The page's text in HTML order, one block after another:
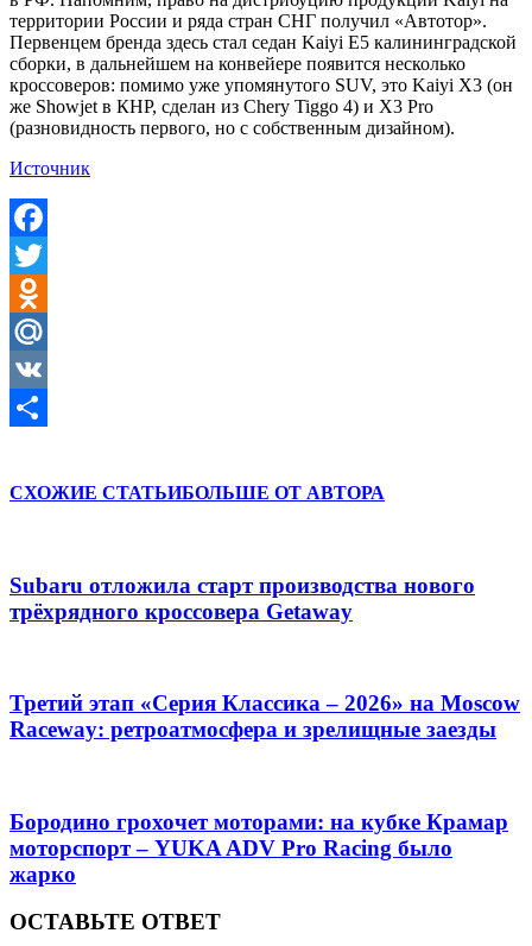
территории России и ряда стран СНГ получил «Автотор».
Первенцем бренда здесь стал седан Kaiyi E5 калининградской
сборки, в дальнейшем на конвейере появится несколько
кроссоверов: помимо уже упомянутого SUV, это Kaiyi X3 (он
же Showjet в КНР, сделан из Chery Tiggo 4) и X3 Pro
(разновидность первого, но с собственным дизайном).
Источник
Facebook
Twitter
Odnoklassniki
Mail.Ru
VK
СХОЖИЕ СТАТЬИБОЛЬШЕ ОТ АВТОРА
Subaru отложила старт производства нового
трёхрядного кроссовера Getaway
Третий этап «Серия Классика – 2026» на Moscow
Raceway: ретроатмосфера и зрелищные заезды
Бородино грохочет моторами: на кубке Крамар
моторспорт – YUKA ADV Pro Racing было
жарко
ОСТАВЬТЕ ОТВЕТ